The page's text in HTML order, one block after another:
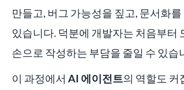
만들고, 버그 가능성을 짚고, 문서화
있습니다. 덕분에 개발자는 처음부터
손으로 작성하는 부담을 줄일 수 있습
이 과정에서 AI 에이전트의 역할도 커